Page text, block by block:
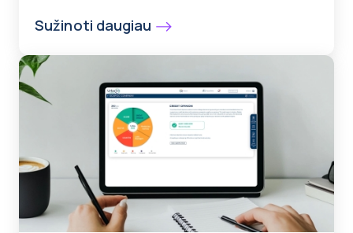
Sužinoti daugiau